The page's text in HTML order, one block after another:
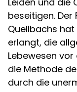
beseitigen.
Quellbachs
erlangt, die
Lebewesen
die Methode
durch die